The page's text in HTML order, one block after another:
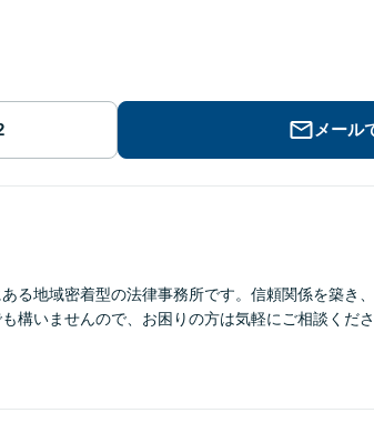
メール
る地域密着型の法律事務所です。信頼関係を築き
構いませんので、お困りの方は気軽にご相談くださ